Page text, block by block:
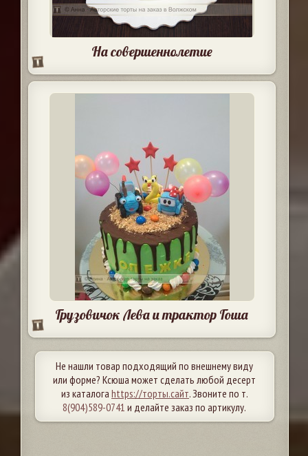
На совершеннолетие
Грузовичок Лева и трактор Гоша
Не нашли товар подходящий по внешнему виду
или форме? Ксюша может сделать любой десерт
из каталога https://торты.сайт. Звоните по т.
8(904)589-0741 и делайте заказ по артикулу.